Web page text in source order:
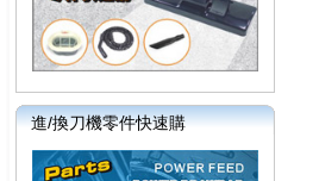
進/換刀機零件快速購